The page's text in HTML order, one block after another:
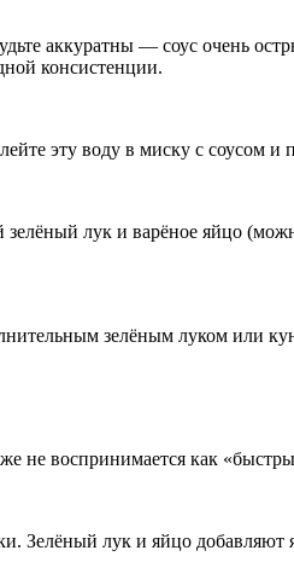
аккуратны — соус очень
консистенции.
эту воду в миску с соусом
лук и варёное яйцо
зелёным луком
не воспринимается как
Зелёный лук и яйцо добавляют